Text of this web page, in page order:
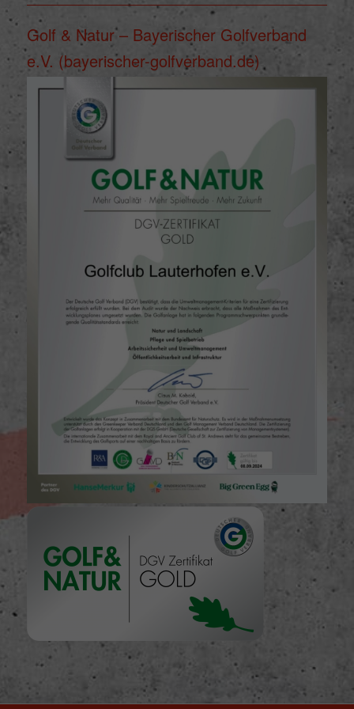
Golf & Natur – Bayerischer Golfverband
e.V. (bayerischer-golfverband.de)
Cookie-Informationen anzeigen
powered by Borlabs Cookie Datenschutzerklärung